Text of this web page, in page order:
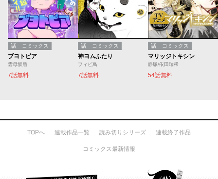
話 コミックス
ブヨトピア
雲母坂盾
7話無料
話 コミックス
神ヨムふたり
フィビ鳥
7話無料
話 コミックス
マリッジトキシン
静脈/依田瑞稀
54話無料
TOPへ 連載作品一覧 読み切りシリーズ 連載終了作品
コミックス最新情報